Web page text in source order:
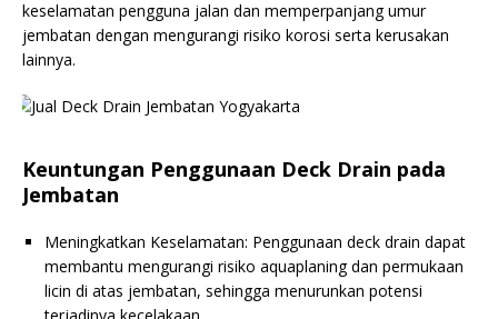
keselamatan pengguna jalan dan memperpanjang umur
jembatan dengan mengurangi risiko korosi serta kerusakan
lainnya.
Keuntungan Penggunaan Deck Drain pada
Jembatan
Meningkatkan Keselamatan: Penggunaan deck drain dapat
membantu mengurangi risiko aquaplaning dan permukaan
licin di atas jembatan, sehingga menurunkan potensi